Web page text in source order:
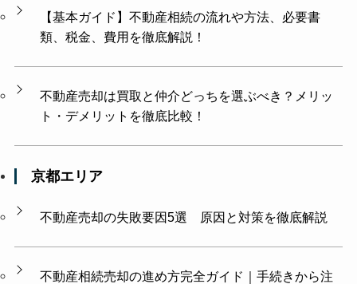
【基本ガイド】不動産相続の流れや方法、必要書
類、税金、費用を徹底解説！
不動産売却は買取と仲介どっちを選ぶべき？メリッ
ト・デメリットを徹底比較！
京都エリア
不動産売却の失敗要因5選 原因と対策を徹底解説
不動産相続売却の進め方完全ガイド｜手続きから注